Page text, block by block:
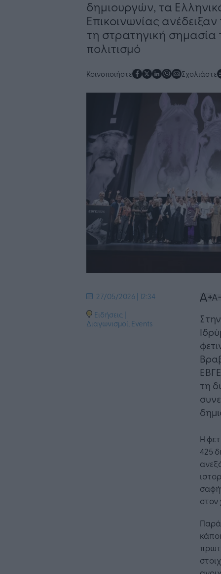
δημιουργών, τα
Επικοινωνίας
τη στρατηγική σημασία
πολιτισμό
Κοινοποιήστε Σχολιάστε
27/05/2026 | 12:34
Ειδήσεις |
Διαγωνισμοί, Events
τη
Η
425
στον